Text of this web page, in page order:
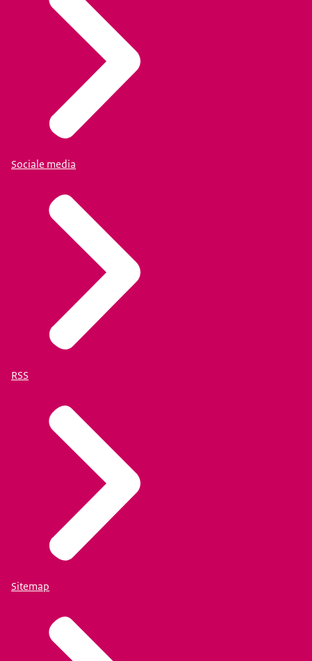
Sociale media
RSS
Sitemap